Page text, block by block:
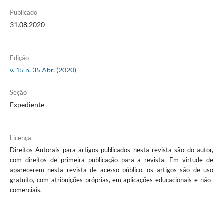
Publicado
31.08.2020
Edição
v. 15 n. 35 Abr. (2020)
Seção
Expediente
Licença
Direitos Autorais para artigos publicados nesta revista são do autor,
com direitos de primeira publicação para a revista. Em virtude de
aparecerem nesta revista de acesso público, os artigos são de uso
gratuito, com atribuições próprias, em aplicações educacionais e não-
comerciais.